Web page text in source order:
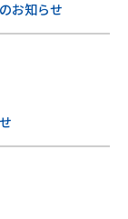
お知らせ